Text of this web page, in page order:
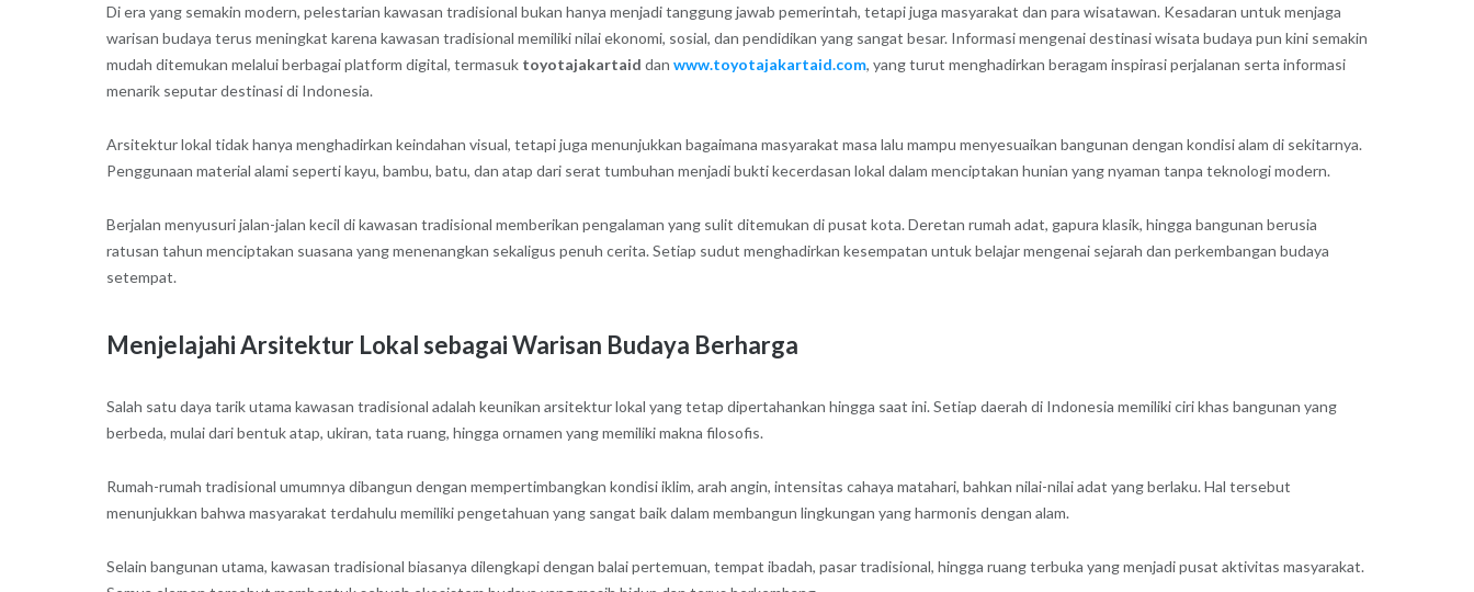
Di era yang semakin modern, pelestarian kawasan tradisional bukan hanya menjadi tanggung jawab pemerintah, tetapi juga masyarakat dan para wisatawan. Kesadaran untuk menjaga
warisan budaya terus meningkat karena kawasan tradisional memiliki nilai ekonomi, sosial, dan pendidikan yang sangat besar. Informasi mengenai destinasi wisata budaya pun kini semakin
mudah ditemukan melalui berbagai platform digital, termasuk toyotajakartaid dan www.toyotajakartaid.com, yang turut menghadirkan beragam inspirasi perjalanan serta informasi
menarik seputar destinasi di Indonesia.
Arsitektur lokal tidak hanya menghadirkan keindahan visual, tetapi juga menunjukkan bagaimana masyarakat masa lalu mampu menyesuaikan bangunan dengan kondisi alam di sekitarnya.
Penggunaan material alami seperti kayu, bambu, batu, dan atap dari serat tumbuhan menjadi bukti kecerdasan lokal dalam menciptakan hunian yang nyaman tanpa teknologi modern.
Berjalan menyusuri jalan-jalan kecil di kawasan tradisional memberikan pengalaman yang sulit ditemukan di pusat kota. Deretan rumah adat, gapura klasik, hingga bangunan berusia
ratusan tahun menciptakan suasana yang menenangkan sekaligus penuh cerita. Setiap sudut menghadirkan kesempatan untuk belajar mengenai sejarah dan perkembangan budaya
setempat.
Menjelajahi Arsitektur Lokal sebagai Warisan Budaya Berharga
Salah satu daya tarik utama kawasan tradisional adalah keunikan arsitektur lokal yang tetap dipertahankan hingga saat ini. Setiap daerah di Indonesia memiliki ciri khas bangunan yang
berbeda, mulai dari bentuk atap, ukiran, tata ruang, hingga ornamen yang memiliki makna filosofis.
Rumah-rumah tradisional umumnya dibangun dengan mempertimbangkan kondisi iklim, arah angin, intensitas cahaya matahari, bahkan nilai-nilai adat yang berlaku. Hal tersebut
menunjukkan bahwa masyarakat terdahulu memiliki pengetahuan yang sangat baik dalam membangun lingkungan yang harmonis dengan alam.
Selain bangunan utama, kawasan tradisional biasanya dilengkapi dengan balai pertemuan, tempat ibadah, pasar tradisional, hingga ruang terbuka yang menjadi pusat aktivitas masyarakat.